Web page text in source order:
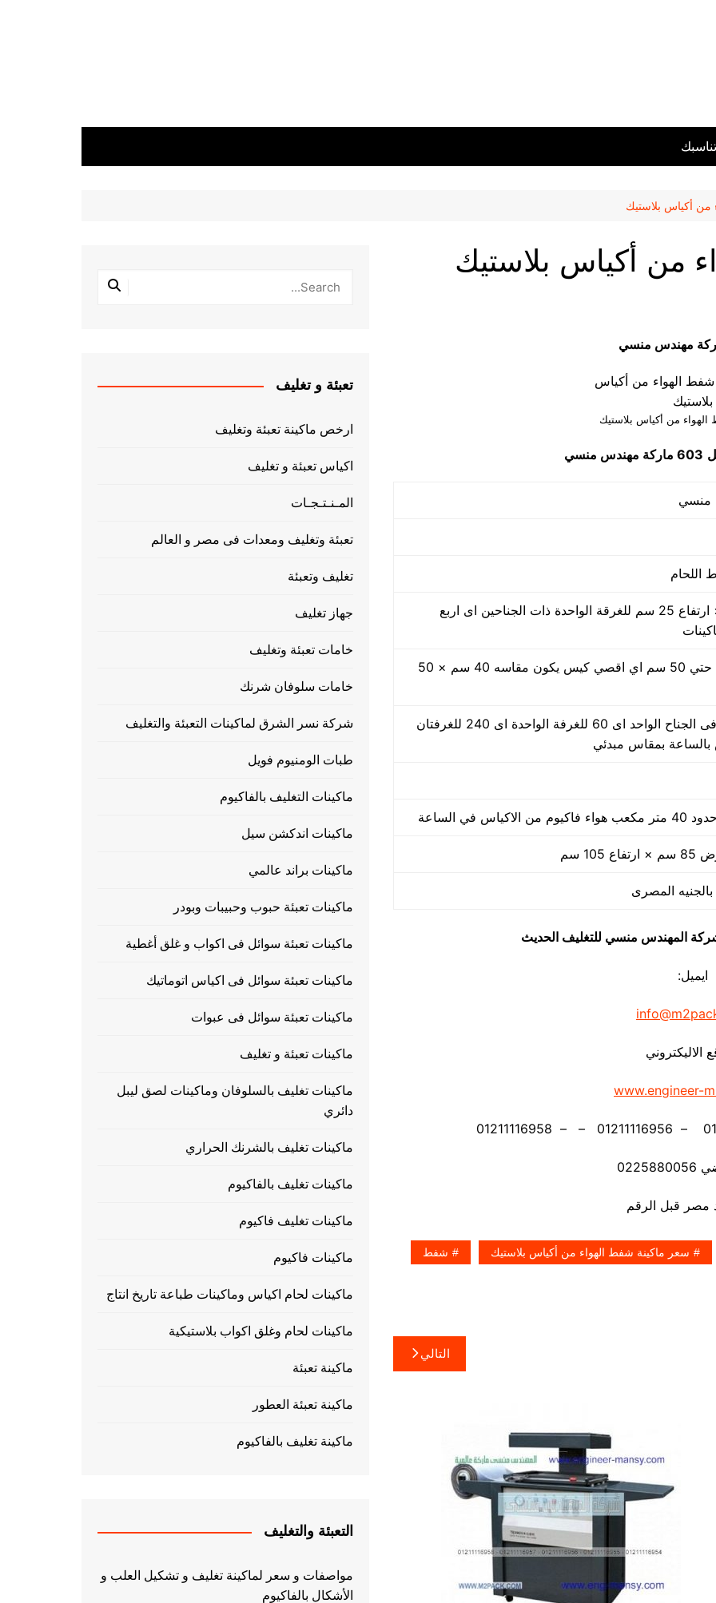
من أكياس بلاستيك
من أكياس بلاستيك
من أكياس بلاستيك
603 ماركة مهندس منسي
50 سم × 40 سم × ارتفاع 25 سم للغرقة الواحدة ذات الجناحين اى اربع
مقاس من واحد سم حتي 50 سم اي اقصي كيس يكون مقاسه 40 سم × 50
30 ضغطة بالدقيقة فى الجناح الواحد اى 60 للغرفة الواحدة اى 240 للغرفتان
في الساعة
شركة المهندس منسي للتغليف الحديث
ايميل:
الاليكتروني
www.engineer-
سعر ماكينة شفط الهواء من أكياس بلاستيك شفط
التالي
تعبئة و تغليف
ارخص ماكينة تعبئة وتغليف
اكياس تعبئة و تغليف
المـنـتـجـات
تعبئة وتغليف ومعدات فى مصر و العالم
تغليف وتعبئة
جهاز تغليف
خامات تعبئة وتغليف
خامات سلوفان شرنك
شركة نسر الشرق لماكينات التعبئة والتغليف
طبات الومنيوم فويل
ماكينات التغليف بالفاكيوم
ماكينات اندكشن سيل
ماكينات براند عالمي
ماكينات تعبئة حبوب وحبيبات وبودر
ماكينات تعبئة سوائل فى اكواب و غلق أغطية
ماكينات تعبئة سوائل فى اكياس اتوماتيك
ماكينات تعبئة سوائل فى عبوات
ماكينات تعبئة و تغليف
ماكينات تغليف بالسلوفان وماكينات لصق ليبل
دائري
ماكينات تغليف بالشرنك الحراري
ماكينات تغليف بالفاكيوم
ماكينات تغليف فاكيوم
ماكينات فاكيوم
ماكينات لحام اكياس وماكينات طباعة تاريخ انتاج
ماكينات لحام وغلق اكواب بلاستيكية
ماكينة تعبئة
ماكينة تعبئة العطور
ماكينة تغليف بالفاكيوم
التعبئة والتغليف
مواصفات و سعر لماكينة تغليف و تشكيل العلب و
الأشكال بالفاكيوم